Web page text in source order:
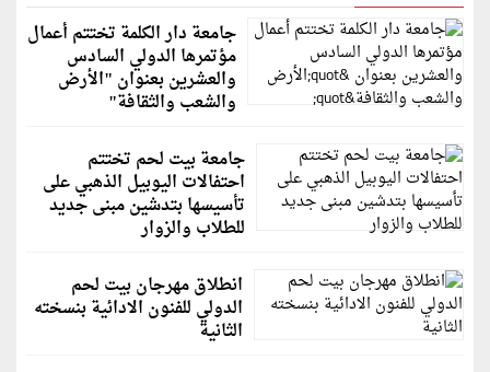
جامعة دار الكلمة تختتم أعمال
مؤتمرها الدولي السادس
والعشرين بعنوان "الأرض
والشعب والثقافة"
جامعة بيت لحم تختتم
احتفالات اليوبيل الذهبي على
تأسيسها بتدشين مبنى جديد
للطلاب والزوار
انطلاق مهرجان بيت لحم
الدولي للفنون الادائية بنسخته
الثانية